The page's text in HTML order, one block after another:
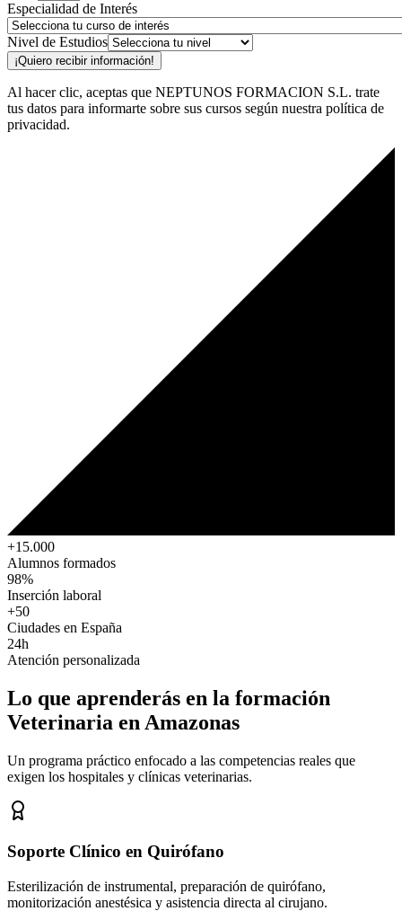
Especialidad de Interés
Nivel de Estudios
¡Quiero recibir información!
Al hacer clic, aceptas que NEPTUNOS FORMACION S.L. trate
tus datos para informarte sobre sus cursos según nuestra política de
privacidad.
+15.000
Alumnos formados
98%
Inserción laboral
+50
Ciudades en España
24h
Atención personalizada
Lo que aprenderás en la formación
Veterinaria en Amazonas
Un programa práctico enfocado a las competencias reales que
exigen los hospitales y clínicas veterinarias.
Soporte Clínico en Quirófano
Esterilización de instrumental, preparación de quirófano,
monitorización anestésica y asistencia directa al cirujano.